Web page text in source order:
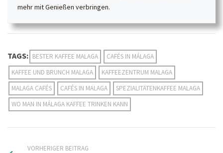
mehr mit Genießen verbringen.
TAGS: BESTER KAFFEE MALAGA
CAFÉS IN MÁLAGA
KAFFEE UND BRUNCH MALAGA
KAFFEEZENTRUM MALAGA
MALAGA CAFÉS
CAFÉS IN MALAGA
SPEZIALITÄTENKAFFEE MALAGA
WO MAN IN MÁLAGA KAFFEE TRINKEN KANN
VORHERIGER BEITRAG